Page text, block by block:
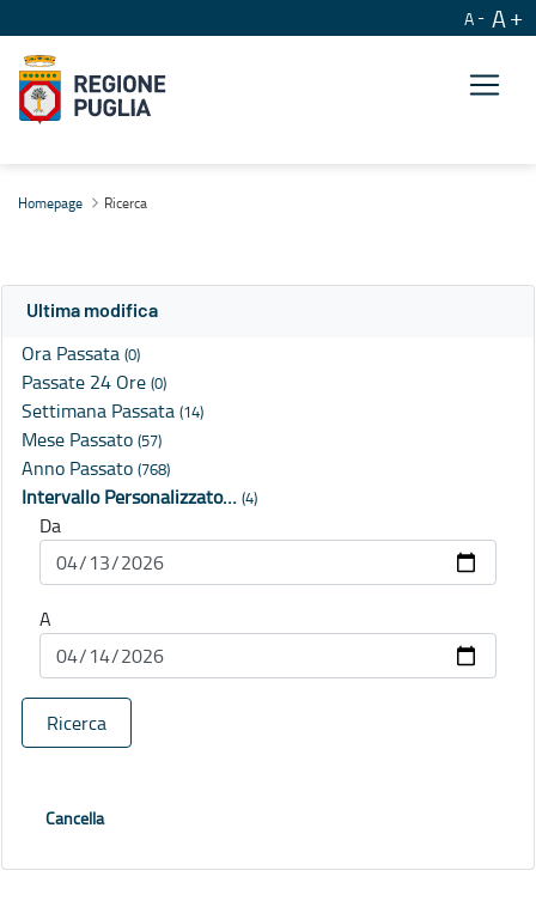
A A
Homepage Ricerca
Ultima modifica
Ora Passata (0)
Passate 24 Ore (0)
Settimana Passata (14)
Mese Passato (57)
Anno Passato (768)
Intervallo Personalizzato… (4)
Da
A
Ricerca
Cancella